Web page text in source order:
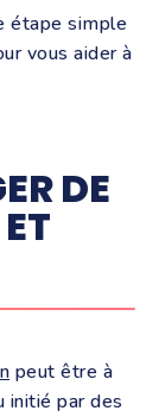
étape simple
vous aider à
DE
peut être à
initié par des